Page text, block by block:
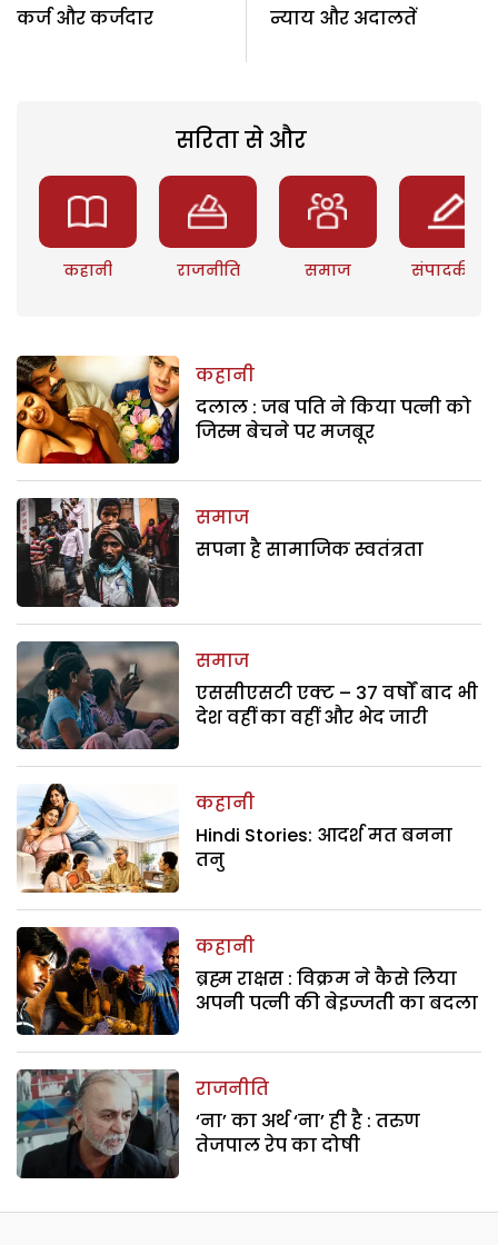
कर्ज और कर्जदार
न्याय और अदालतें
सरिता से और
कहानी राजनीति समाज संपादकीय
कहानी
दलाल : जब पति ने किया पत्नी को
जिस्म बेचने पर मजबूर
समाज
सपना है सामाजिक स्वतंत्रता
समाज
एससीएसटी एक्ट – 37 वर्षों बाद भी
देश वहीं का वहीं और भेद जारी
कहानी
Hindi Stories: आदर्श मत बनना
तनु
कहानी
ब्रह्म राक्षस : विक्रम ने कैसे लिया
अपनी पत्नी की बेइज्जती का बदला
राजनीति
‘ना’ का अर्थ ‘ना’ ही है : तरुण
तेजपाल रेप का दोषी